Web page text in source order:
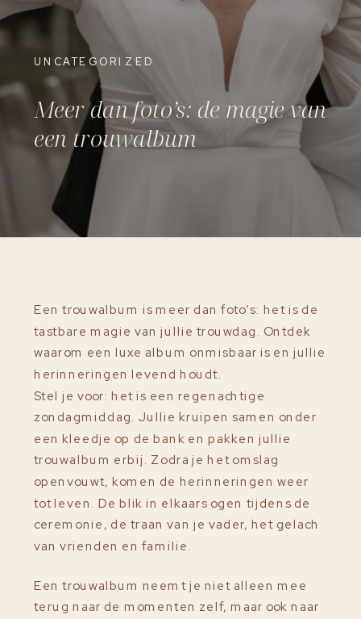
Meer dan foto’s: de magie van
een trouwalbum
UNCATEGORIZED
Een trouwalbum is meer dan foto’s: het is de
tastbare magie van jullie trouwdag. Ontdek
waarom een luxe album onmisbaar is en jullie
herinneringen levend houdt.
Stel je voor: het is een regenachtige
zondagmiddag. Jullie kruipen samen onder
een kleedje op de bank en pakken jullie
trouwalbum erbij. Zodra je het omslag
openvouwt, komen de herinneringen weer
tot leven. De blik in elkaars ogen tijdens de
ceremonie, de traan van je vader, het gelach
van vrienden en familie.
Een trouwalbum neemt je niet alleen mee
terug naar de momenten zelf, maar ook naar